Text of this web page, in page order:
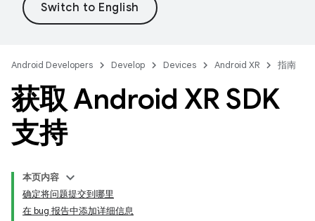
Android Developers Develop Devices Android XR 指南
获取 Android XR SDK
支持
本页内容
确定将问题提交到哪里
在 bug 报告中添加详细信息